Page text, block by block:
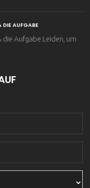
DIE AUFGABE
Aufgabe Leiden, um